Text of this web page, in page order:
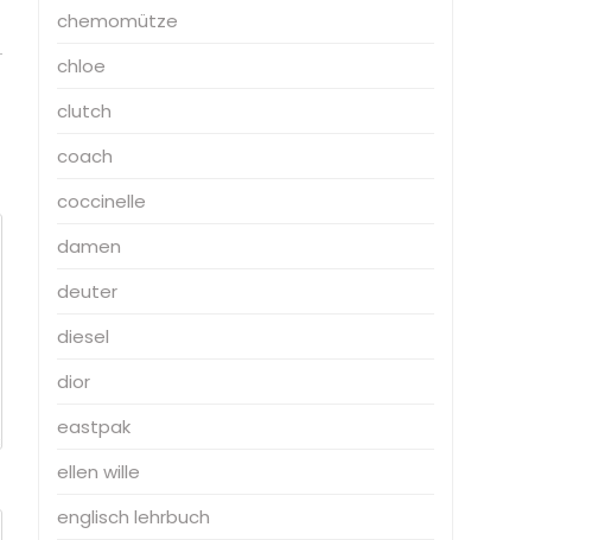
chemomütze
chloe
clutch
coach
coccinelle
damen
deuter
diesel
dior
eastpak
ellen wille
englisch lehrbuch